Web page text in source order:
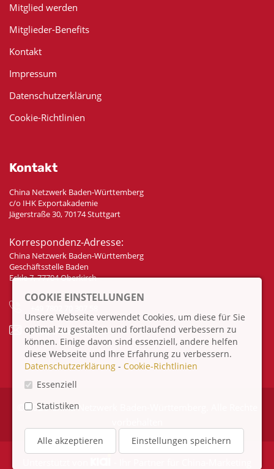
Mitglied werden
Mitglieder-Benefits
Kontakt
Impressum
Datenschutzerklärung
Cookie-Richtlinien
Kontakt
China Netzwerk Baden-Württemberg
c/o IHK Exportakademie
Jägerstraße 30, 70174 Stuttgart
Korrespondenz-Adresse:
China Netzwerk Baden-Württemberg
Geschäftsstelle Baden
Eckle 7, 77704 Oberkirch
info@china-bw.net
© 2026 China Netzwerk Baden-Württemberg. Alle Rechte
COOKIE EINSTELLUNGEN
Unsere Webseite verwendet Cookies, um diese für Sie
optimal zu gestalten und fortlaufend verbessern zu
können. Einige davon sind essenziell, andere helfen
diese Webseite und Ihre Erfahrung zu verbessern.
Datenschutzerklärung - Cookie-Richtlinien
Essenziell
Statistiken
Alle akzeptieren Einstellungen speichern